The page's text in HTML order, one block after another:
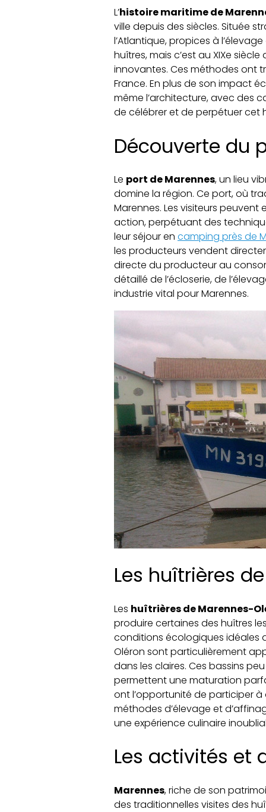
L’histoire maritime de
ville depuis des siècles. Située
l’Atlantique, propices à
huîtres, mais c’est au XIXe
innovantes. Ces méthodes ont
France. En plus de son impact
même l’architecture, avec des
de célébrer et de perpétuer cet
Découverte du
Le port de Marennes, un lieu
domine la région. Ce port, où
Marennes. Les visiteurs peuvent
action, perpétuant des
leur séjour en camping près de
les producteurs vendent
directe du producteur au
détaillé de l’écloserie, de
industrie vital pour Marennes.
Les huîtrières
Les huîtrières de Marennes-
produire certaines des huîtres
conditions écologiques idéales
Oléron sont particulièrement
dans les claires. Ces bassins
permettent une maturation
ont l’opportunité de participer à
méthodes d’élevage et
une expérience culinaire
Les activités et
Marennes, riche de son
des traditionnelles visites des